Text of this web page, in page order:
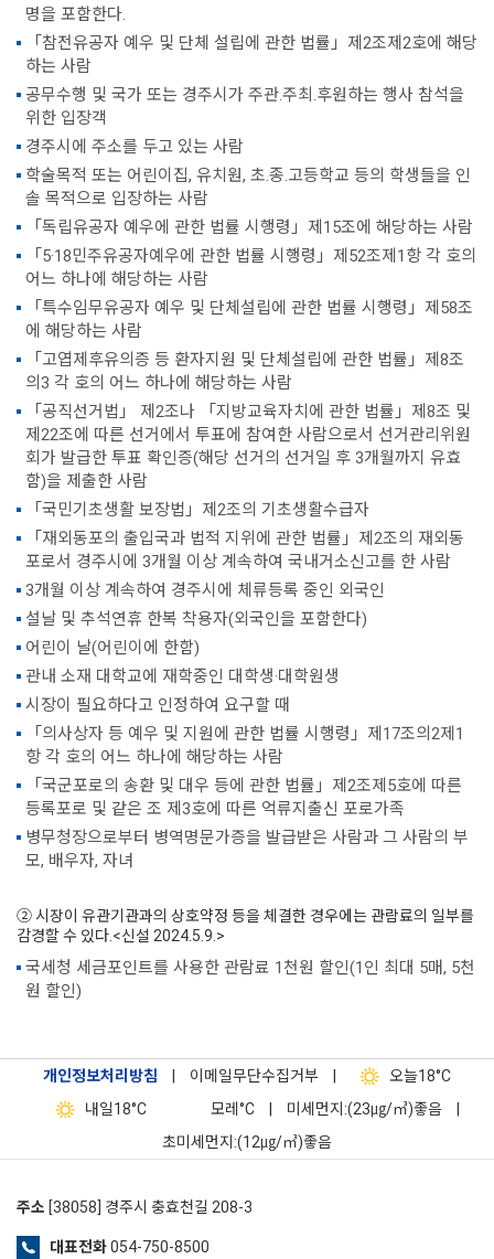
명을 포함한다.
「참전유공자 예우 및 단체 설립에 관한 법률」제2조제2호에 해당
하는 사람
공무수행 및 국가 또는 경주시가 주관.주최.후원하는 행사 참석을
위한 입장객
경주시에 주소를 두고 있는 사람
학술목적 또는 어린이집, 유치원, 초.종.고등학교 등의 학생들을 인
솔 목적으로 입장하는 사람
「독립유공자 예우에 관한 법률 시행령」제15조에 해당하는 사람
「5·18민주유공자예우에 관한 법률 시행령」제52조제1항 각 호의
어느 하나에 해당하는 사람
「특수임무유공자 예우 및 단체설립에 관한 법률 시행령」제58조
에 해당하는 사람
「고엽제후유의증 등 환자지원 및 단체설립에 관한 법률」제8조
의3 각 호의 어느 하나에 해당하는 사람
「공직선거법」 제2조나 「지방교육자치에 관한 법률」제8조 및
제22조에 따른 선거에서 투표에 참여한 사람으로서 선거관리위원
회가 발급한 투표 확인증(해당 선거의 선거일 후 3개월까지 유효
함)을 제출한 사람
「국민기초생활 보장법」제2조의 기초생활수급자
「재외동포의 출입국과 법적 지위에 관한 법률」제2조의 재외동
포로서 경주시에 3개월 이상 계속하여 국내거소신고를 한 사람
3개월 이상 계속하여 경주시에 체류등록 중인 외국인
설날 및 추석연휴 한복 착용자(외국인을 포함한다)
어린이 날(어린이에 한함)
관내 소재 대학교에 재학중인 대학생·대학원생
시장이 필요하다고 인정하여 요구할 때
「의사상자 등 예우 및 지원에 관한 법률 시행령」제17조의2제1
항 각 호의 어느 하나에 해당하는 사람
「국군포로의 송환 및 대우 등에 관한 법률」제2조제5호에 따른
등록포로 및 같은 조 제3호에 따른 억류지출신 포로가족
병무청장으로부터 병역명문가증을 발급받은 사람과 그 사람의 부
모, 배우자, 자녀
② 시장이 유관기관과의 상호약정 등을 체결한 경우에는 관람료의 일부를
감경할 수 있다.<신설 2024.5.9.>
국세청 세금포인트를 사용한 관람료 1천원 할인(1인 최대 5매, 5천
원 할인)
개인정보처리방침 이메일무단수집거부 오늘18°C
내일18°C 모레 °C 미세먼지:(23㎍/㎥)좋음
초미세먼지:(12㎍/㎥)좋음
주소 [38058] 경주시 충효천길 208-3
대표전화054-750-8500